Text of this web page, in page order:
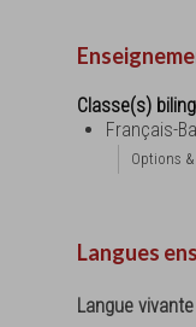
Classe(s)
Français-
Options
Langues
Langue